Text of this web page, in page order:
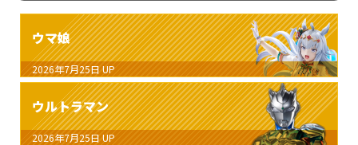
ウマ娘
2026年7月25日 UP
ウルトラマン
2026年7月25日 UP